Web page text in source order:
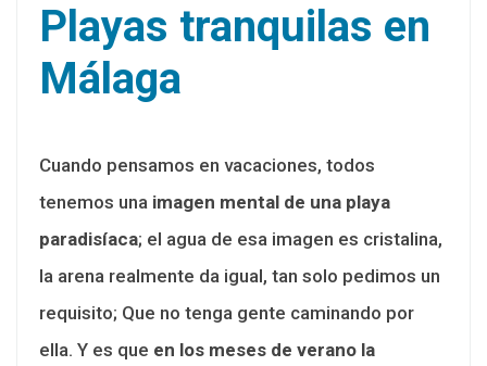
Playas tranquilas en
Málaga
Cuando pensamos en vacaciones, todos
tenemos una imagen mental de una playa
paradisíaca; el agua de esa imagen es cristalina,
la arena realmente da igual, tan solo pedimos un
requisito; Que no tenga gente caminando por
ella. Y es que en los meses de verano la